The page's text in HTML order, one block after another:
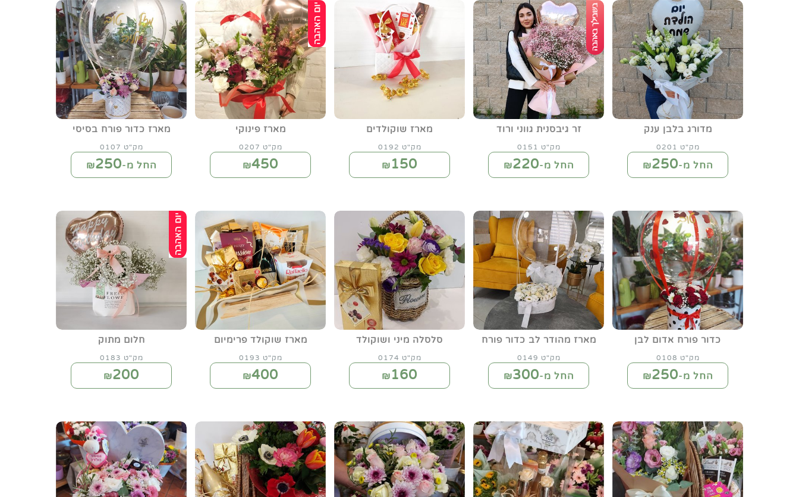
מדורג בלבן ענק
מק"ט 0201
החל מ-₪250
זר גיבסנית גווני ורוד
מק"ט 0151
החל מ-₪220
מארז שוקולדים
מק"ט 0192
₪ 150
מארז פינוקי
מק"ט 0207
₪450
מארז כדור פורח בסיסי
מק"ט 0107
החל מ-₪250
כדור פורח אדום לבן
מק"ט 0108
החל מ-₪250
מארז מהודר לב כדור פורח
מק"ט 0149
החל מ-₪300
סלסלה מיני ושוקולד
מק"ט 0174
₪ 160
מארז שוקולד פרימיום
מק"ט 0193
₪400
חלום מתוק
מק"ט 0183
₪200